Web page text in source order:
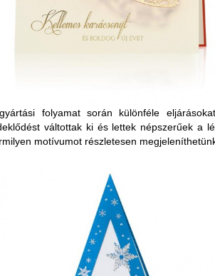
folyamat során különféle
váltottak ki és lettek népszerűek a
motívumot részletesen